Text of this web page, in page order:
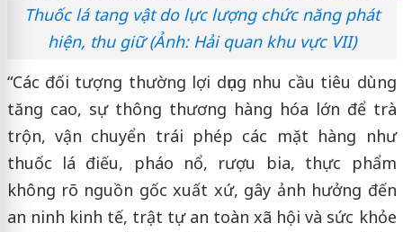
Thuốc lá tang vật do lực lượng chức năng phát
hiện, thu giữ (Ảnh: Hải quan khu vực VII)
“Các đối tượng thường lợi dụng nhu cầu tiêu dùng
tăng cao, sự thông thương hàng hóa lớn để trà
trộn, vận chuyển trái phép các mặt hàng như
thuốc lá điếu, pháo nổ, rượu bia, thực phẩm
không rõ nguồn gốc xuất xứ, gây ảnh hưởng đến
an ninh kinh tế, trật tự an toàn xã hội và sức khỏe